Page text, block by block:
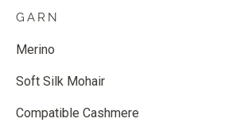
GARN
Merino
Soft Silk Mohair
Compatible Cashmere